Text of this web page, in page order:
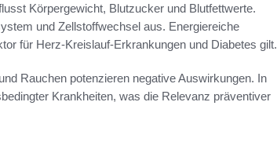
Körpergewicht, Blutzucker und Blutfettwerte.
und Zellstoffwechsel aus. Energiereiche
für Herz-Kreislauf-Erkrankungen und Diabetes gilt.
Rauchen potenzieren negative Auswirkungen. In
Krankheiten, was die Relevanz präventiver